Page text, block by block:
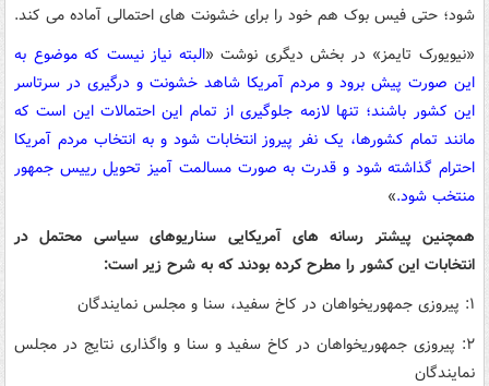
شود؛ حتی فیس بوک هم خود را برای خشونت های احتمالی آماده می کند.
«نیویورک تایمز» در بخش دیگری نوشت «البته نیاز نیست که موضوع به
این صورت پیش برود و مردم آمریکا شاهد خشونت و درگیری در سرتاسر
این کشور باشند؛ تنها لازمه جلوگیری از تمام این احتمالات این است که
مانند تمام کشورها، یک نفر پیروز انتخابات شود و به انتخاب مردم آمریکا
احترام گذاشته شود و قدرت به صورت مسالمت آمیز تحویل رییس جمهور
منتخب شود.»
همچنین پیشتر رسانه های آمریکایی سناریوهای سیاسی محتمل در
انتخابات این کشور را مطرح کرده بودند که به شرح زیر است:
۱: پیروزی جمهوریخواهان در کاخ سفید، سنا و مجلس نمایندگان
۲: پیروزی جمهوریخواهان در کاخ سفید و سنا و واگذاری نتایج در مجلس
نمایندگان